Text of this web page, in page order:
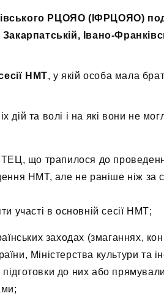
РЦОЯО (ІФРЦОЯО)
Івано-
НМТ, у якій особа мала
та волі і на які вони не
ТЕЦ, що трапилося до
НМТ, але не раніше ніж за
участі в основній сесії НМТ;
заходах (змаганнях,
Міністерства культури та
до них або